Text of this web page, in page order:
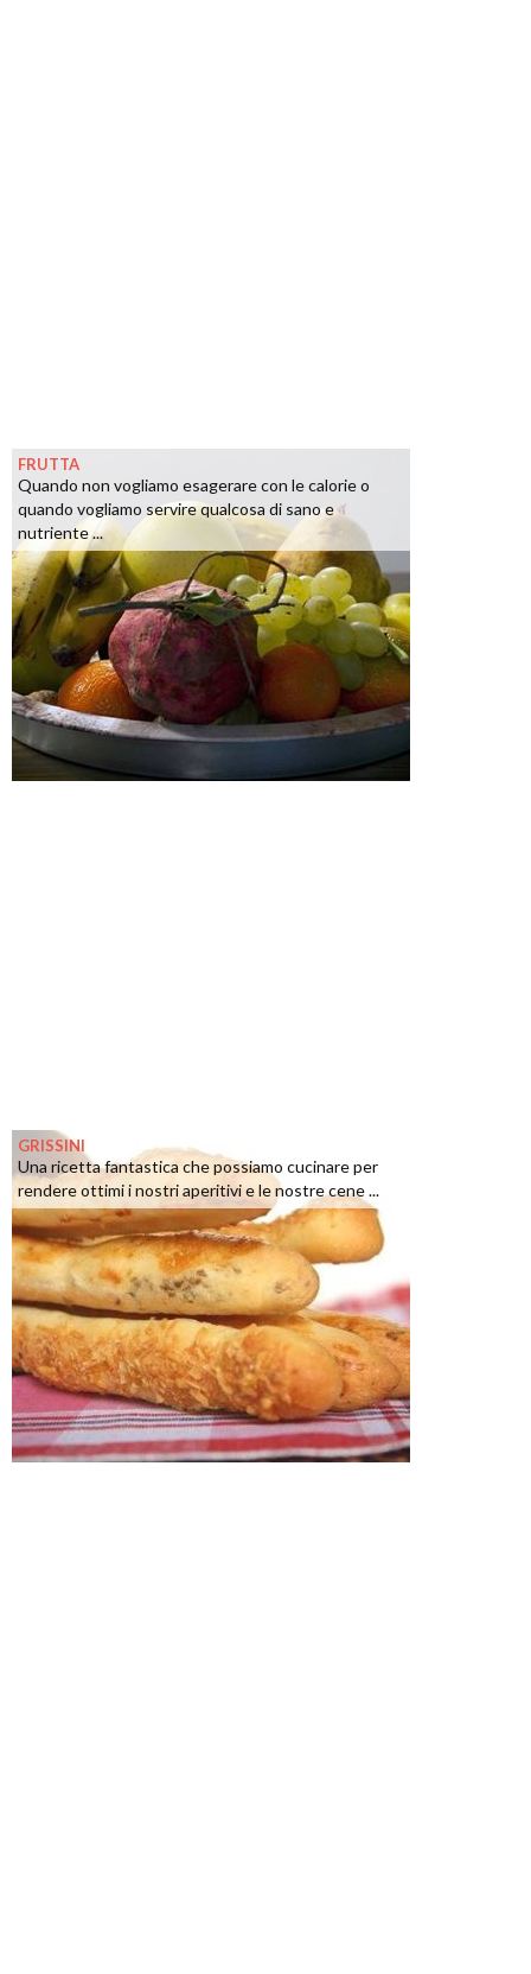
FRUTTA
Quando non vogliamo esagerare con le calorie o
quando vogliamo servire qualcosa di sano e
nutriente ...
GRISSINI
Una ricetta fantastica che possiamo cucinare per
rendere ottimi i nostri aperitivi e le nostre cene ...